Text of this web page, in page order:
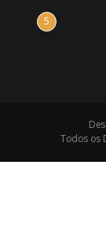
5
Todos os